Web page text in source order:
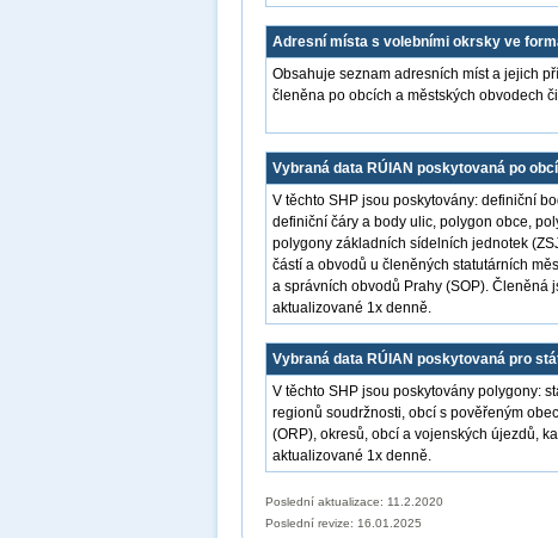
Adresní místa s volebními okrsky ve
Obsahuje seznam adresních míst a jejich
členěna po obcích a městských obvodech
Vybraná data RÚIAN poskytovaná po
V těchto SHP jsou poskytovány: definiční
definiční čáry a body ulic, polygon obce,
polygony základních sídelních jednotek
částí a obvodů u členěných statutárních
a správních obvodů Prahy (SOP). Členěná
aktualizované 1x denně.
Vybraná data RÚIAN poskytovaná pro
V těchto SHP jsou poskytovány polygony:
regionů soudržnosti, obcí s pověřeným
(ORP), okresů, obcí a vojenských újezdů,
aktualizované 1x denně.
Poslední aktualizace: 11.2.2020
Poslední revize: 16.01.2025